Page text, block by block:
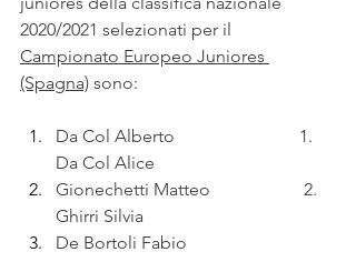
2020/2021 selezionati per il
Campionato Europeo Juniores
(Spagna) sono:
Da Col Alberto                            1.
Da Col Alice
Gionechetti Matteo                     2.
Ghirri Silvia
De Bortoli Fabio